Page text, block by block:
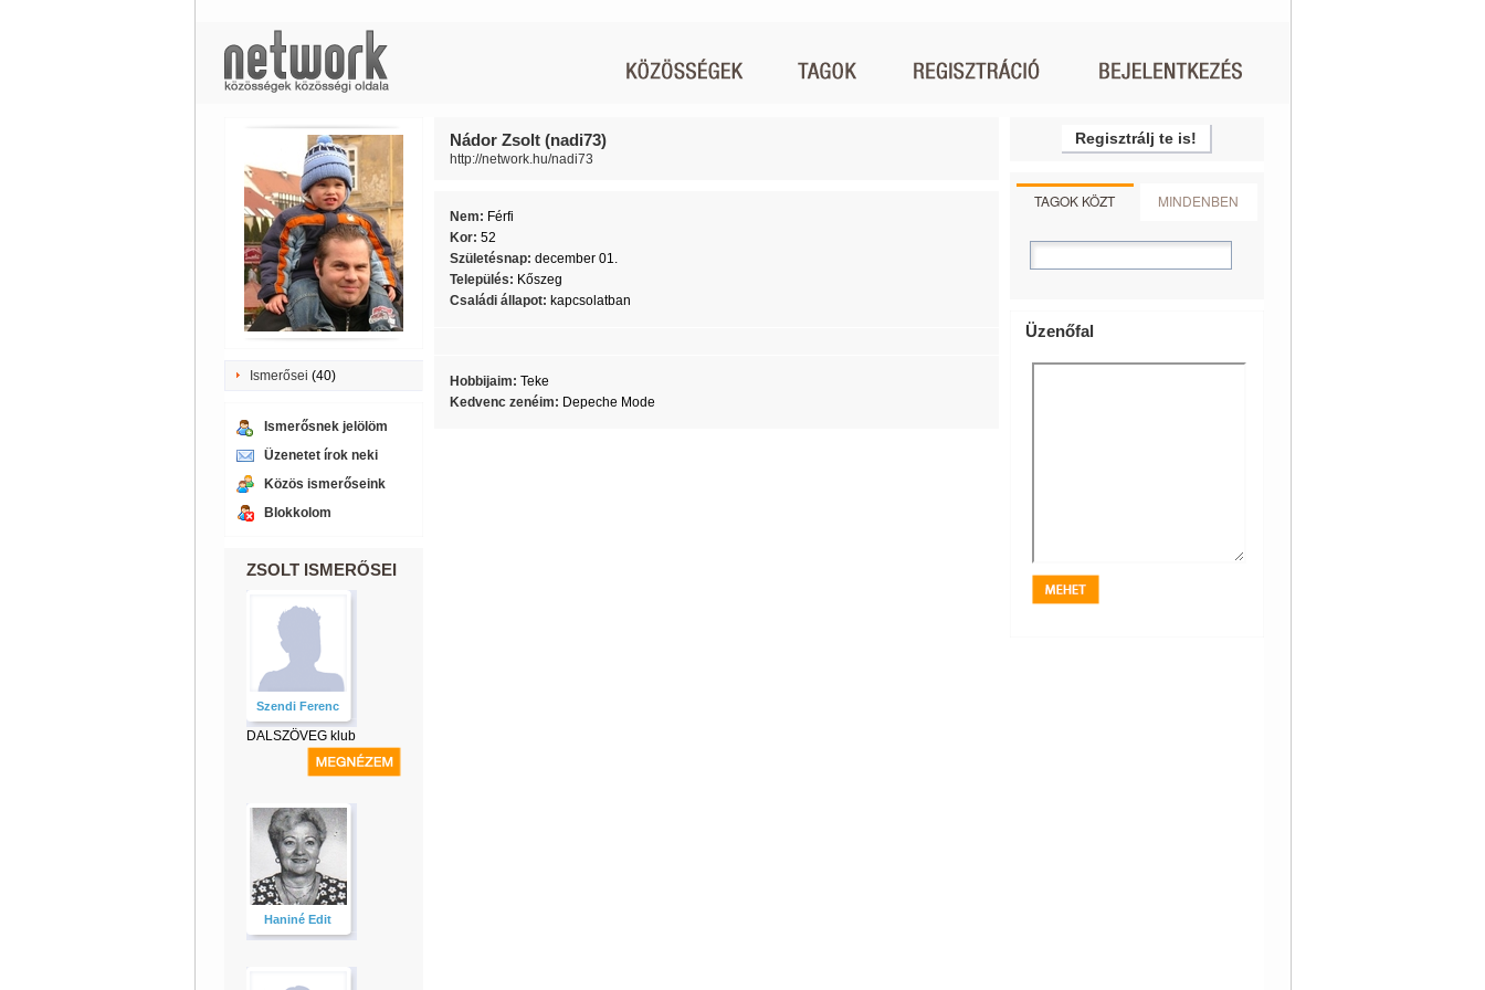
Ismerősei (40)
Ismerősnek jelölöm
Üzenetet írok neki
Közös ismerőseink
Blokkolom
ZSOLT ISMERŐSEI
Szendi Ferenc
DALSZÖVEG klub
Haniné Edit
Nádor Zsolt (nadi73)
http://network.hu/nadi73
Nem: Férfi
Kor: 52
Születésnap: december 01.
Település: Kőszeg
Családi állapot: kapcsolatban
Hobbijaim: Teke
Kedvenc zenéim: Depeche Mode
Regisztrálj te is!
TAGOK KÖZT MINDENBEN
Üzenőfal